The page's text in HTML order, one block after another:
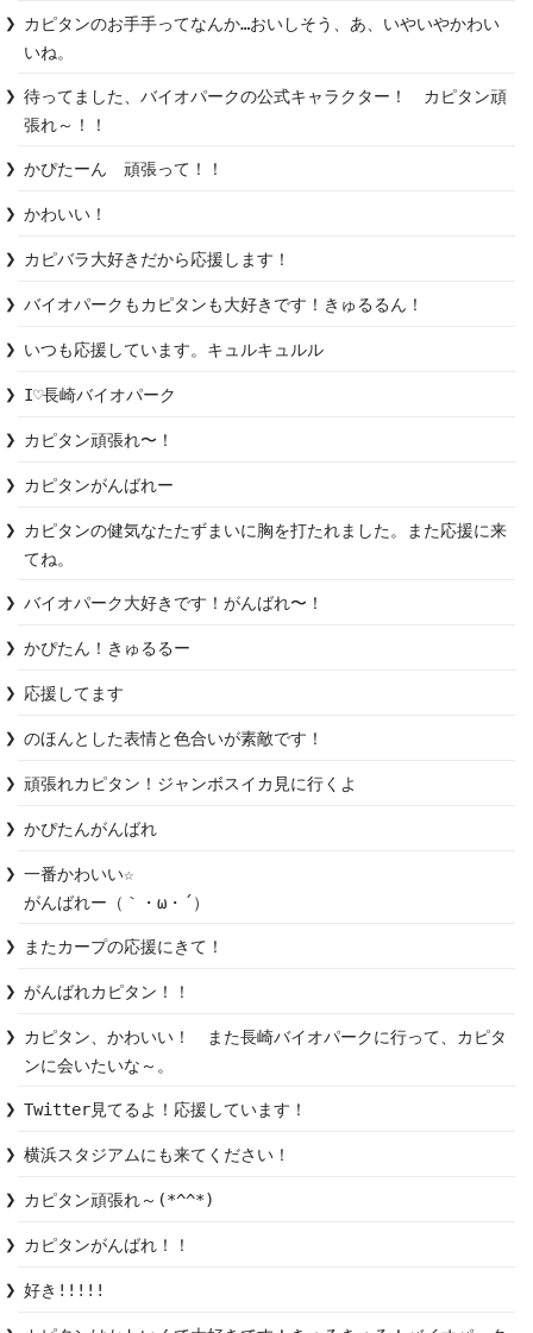
カピタンのお手手ってなんか…おいしそう、あ、いやいやかわい
いね。
待ってました、バイオパークの公式キャラクター！　カピタン頑
張れ～！！
かぴたーん　頑張って！！
かわいい！
カピバラ大好きだから応援します！
バイオパークもカピタンも大好きです！きゅるるん！
いつも応援しています。キュルキュルル
I♡長崎バイオパーク
カピタン頑張れ〜！
カピタンがんばれー
カピタンの健気なたたずまいに胸を打たれました。また応援に来
てね。
バイオパーク大好きです！がんばれ〜！
かぴたん！きゅるるー
応援してます
のほんとした表情と色合いが素敵です！
頑張れカピタン！ジャンボスイカ見に行くよ
かぴたんがんばれ
一番かわいい☆
がんばれー（｀・ω・´）
またカープの応援にきて！
がんばれカピタン！！
カピタン、かわいい！　また長崎バイオパークに行って、カピタ
ンに会いたいな～。
Twitter見てるよ！応援しています！
横浜スタジアムにも来てください！
カピタン頑張れ～(*^^*)
カピタンがんばれ！！
好き!!!!!